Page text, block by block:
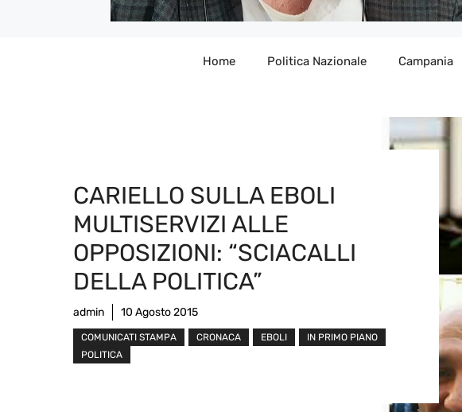
Home Politica Nazionale Campania
CARIELLO SULLA EBOLI
MULTISERVIZI ALLE
OPPOSIZIONI: “SCIACALLI
DELLA POLITICA”
admin 10 Agosto 2015
COMUNICATI STAMPA CRONACA EBOLI
IN PRIMO PIANO
POLITICA